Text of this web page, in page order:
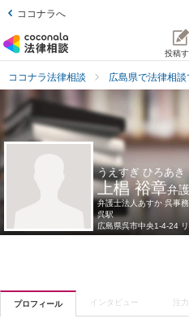
ココナラへ
投稿
ココナラ法律相談 広島県で法律相
うえすぎ ひろあき
上椙 裕章弁
弁護士法人あすか 呉事
呉駅
広島県呉市中央1-4-24
プロフィール インタビュー 注